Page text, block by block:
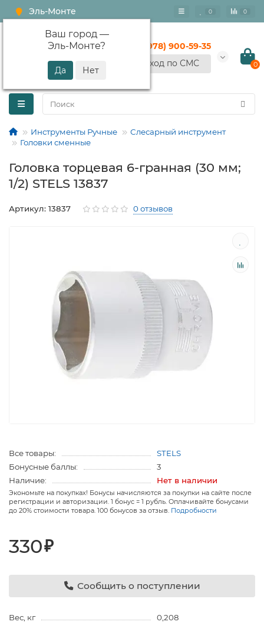
Эль-Монте
Ваш город —
Эль-Монте?
0 0
+7 (978) 900-59-35
Вход по СМС
0
Инструменты Ручные
Слесарный инструмент
Головки сменные
Головка торцевая 6-гранная (30 мм;
1/2) STELS 13837
Артикул: 13837 0 отзывов
Все товары:
STELS
Бонусные баллы:
3
Наличие:
Нет в наличии
Экономьте на покупках! Бонусы начисляются за покупки на сайте после
регистрации и авторизации. 1 бонус = 1 рубль. Оплачивайте бонусами
до 20% стоимости товара. 100 бонусов за отзыв. Подробности
330₽
Сообщить о поступлении
Вес, кг
0,208